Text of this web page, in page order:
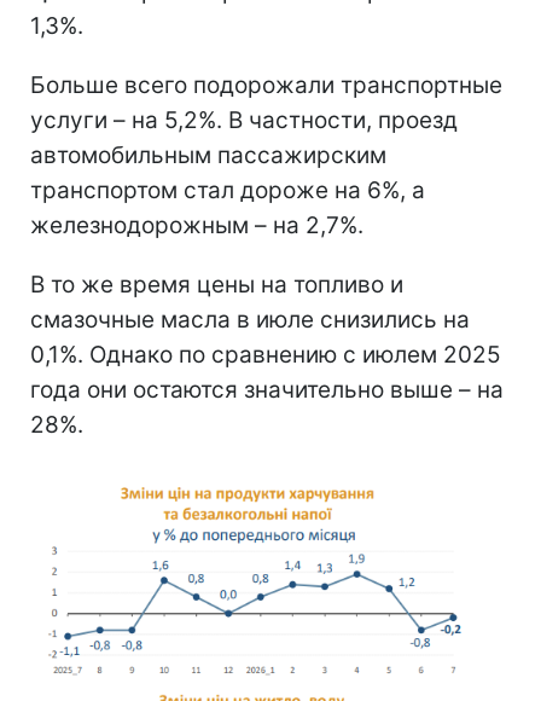
1,3%.
Больше всего подорожали транспортные
услуги – на 5,2%. В частности, проезд
автомобильным пассажирским
транспортом стал дороже на 6%, а
железнодорожным – на 2,7%.
В то же время цены на топливо и
смазочные масла в июле снизились на
0,1%. Однако по сравнению с июлем 2025
года они остаются значительно выше – на
28%.